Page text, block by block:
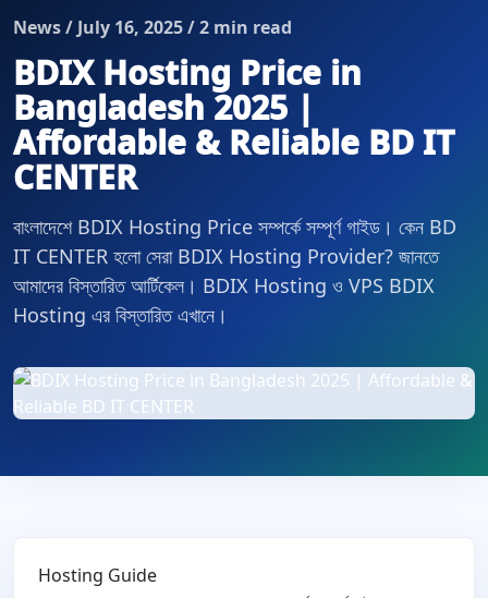
News / July 16, 2025 / 2 min read
BDIX Hosting Price in
Bangladesh 2025 |
Affordable & Reliable BD IT
CENTER
বাংলাদেশে BDIX Hosting Price সম্পর্কে সম্পূর্ণ গাইড। কেন BD
IT CENTER হলো সেরা BDIX Hosting Provider? জানতে
আমাদের বিস্তারিত আর্টিকেল। BDIX Hosting ও VPS BDIX
Hosting এর বিস্তারিত এখানে।
Hosting Guide